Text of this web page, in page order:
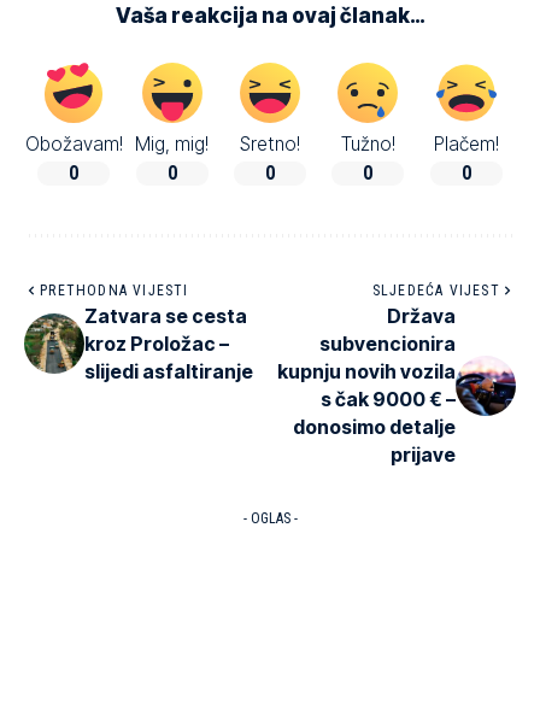
Vaša reakcija na ovaj članak…
Obožavam!
0
Mig, mig!
0
Sretno!
0
Tužno!
0
Plačem!
0
PRETHODNA VIJESTI
Zatvara se cesta
kroz Proložac –
slijedi asfaltiranje
SLJEDEĆA VIJEST
Država
subvencionira
kupnju novih vozila
s čak 9000 € –
donosimo detalje
prijave
- OGLAS -